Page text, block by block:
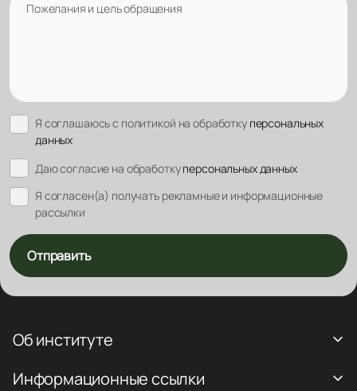
Пожелания и цель обращения
Я соглашаюсь с политикой на обработку персональных
данных
Даю согласие на обработкуперсональных данных
Я согласен(а) получать рекламные и информационные
рассылки
Отправить
Об институте
Информационные ссылки